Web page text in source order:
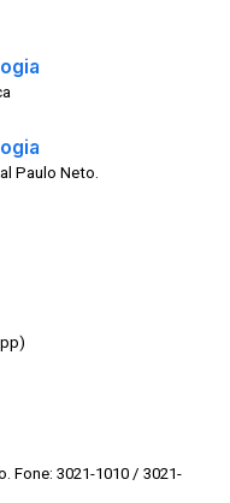
Paulo Neto.
Fone: 3021-1010 / 3021-